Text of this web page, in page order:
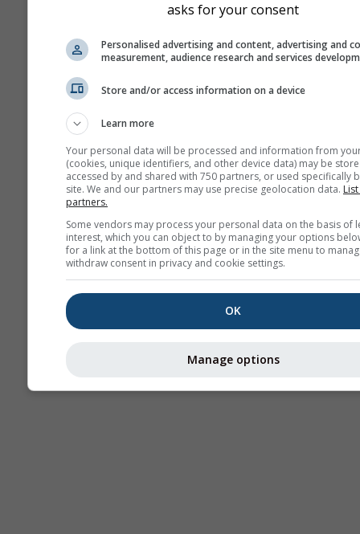
asks for your consent
Personalised advertising and content, advertising and
measurement, audience research and services
Store and/or access information on a device
Learn more
Your personal data will be processed and information from
(cookies, unique identifiers, and other device data) may be
accessed by and shared with 750 partners, or used specifically
site. We and our partners may use precise geolocation data.
partners.
Some vendors may process your personal data on the basis of
interest, which you can object to by managing your options
for a link at the bottom of this page or in the site menu to
withdraw consent in privacy and cookie settings.
OK
Manage options